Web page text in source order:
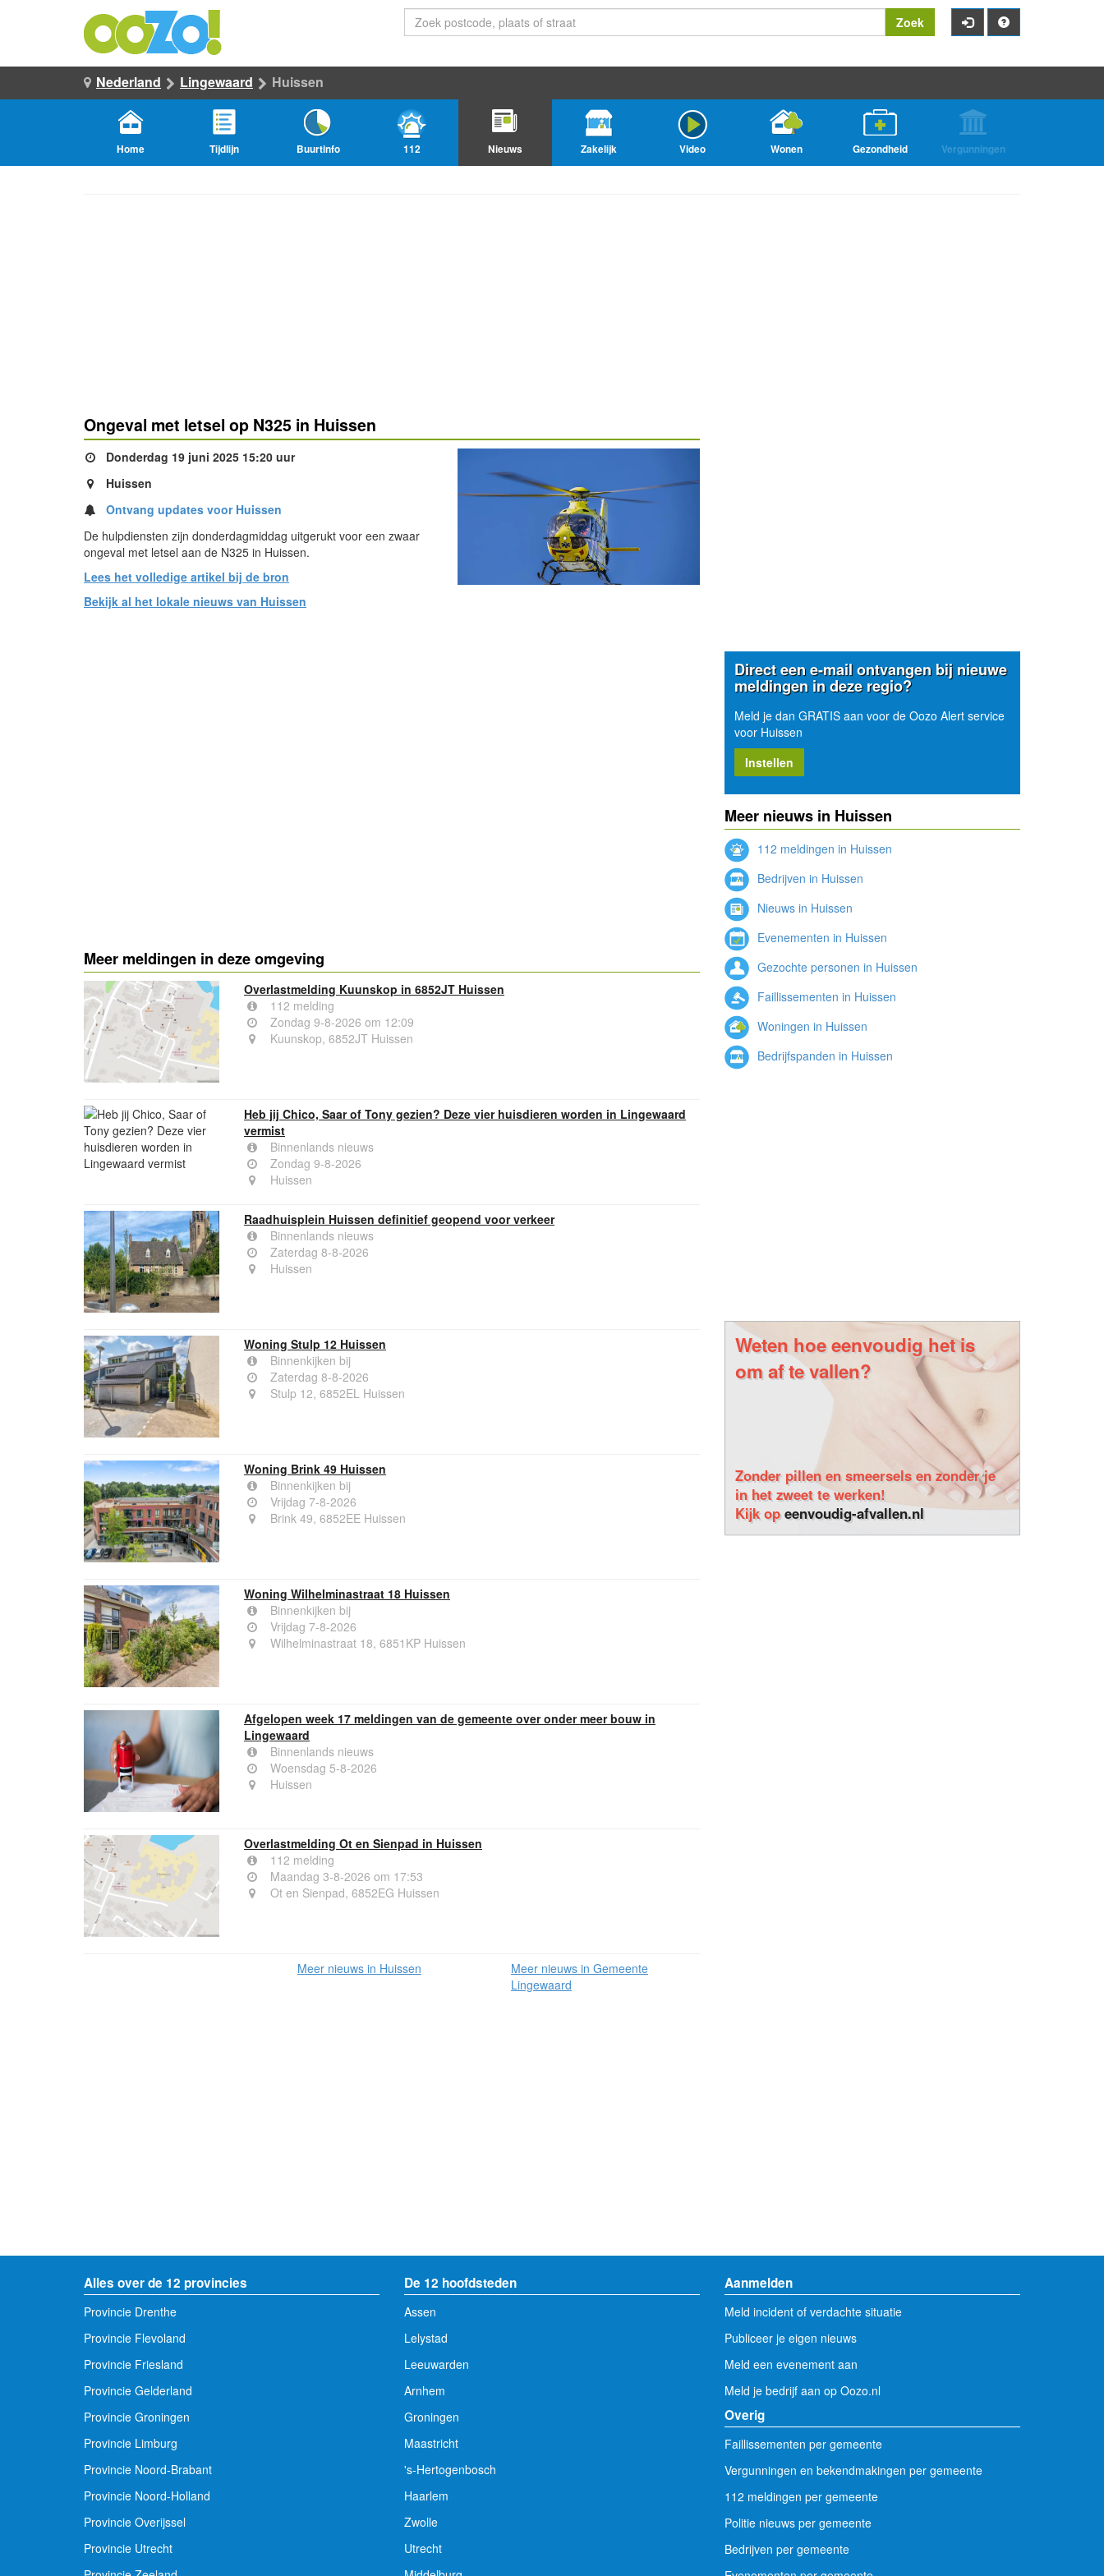
Zoek
Nederland Lingewaard Huissen
Home Tijdlijn Buurtinfo 112 Nieuws Zakelijk Video Wonen Gezondheid Vergunningen
Ongeval met letsel op N325 in Huissen
Donderdag 19 juni 2025 15:20 uur
Huissen
Ontvang updates voor Huissen
De hulpdiensten zijn donderdagmiddag uitgerukt voor een zwaar
ongeval met letsel aan de N325 in Huissen.
Lees het volledige artikel bij de bron
Bekijk al het lokale nieuws van Huissen
Meer meldingen in deze omgeving
Overlastmelding Kuunskop in 6852JT Huissen
112 melding
Zondag 9-8-2026 om 12:09
Kuunskop, 6852JT Huissen
Heb jij Chico, Saar of Tony gezien? Deze vier huisdieren worden in Lingewaard
vermist
Binnenlands nieuws
Zondag 9-8-2026
Huissen
Raadhuisplein Huissen definitief geopend voor verkeer
Binnenlands nieuws
Zaterdag 8-8-2026
Huissen
Woning Stulp 12 Huissen
Binnenkijken bij
Zaterdag 8-8-2026
Stulp 12, 6852EL Huissen
Woning Brink 49 Huissen
Binnenkijken bij
Vrijdag 7-8-2026
Brink 49, 6852EE Huissen
Woning Wilhelminastraat 18 Huissen
Binnenkijken bij
Vrijdag 7-8-2026
Wilhelminastraat 18, 6851KP Huissen
Afgelopen week 17 meldingen van de gemeente over onder meer bouw in
Lingewaard
Binnenlands nieuws
Woensdag 5-8-2026
Huissen
Overlastmelding Ot en Sienpad in Huissen
112 melding
Maandag 3-8-2026 om 17:53
Ot en Sienpad, 6852EG Huissen
Meer nieuws in Huissen
Meer nieuws in Gemeente
Lingewaard
Direct een e-mail ontvangen bij nieuwe
meldingen in deze regio?
Meld je dan GRATIS aan voor de Oozo Alert service
voor Huissen
Instellen
Meer nieuws in Huissen
112 meldingen in Huissen
Bedrijven in Huissen
Nieuws in Huissen
Evenementen in Huissen
Gezochte personen in Huissen
Faillissementen in Huissen
Woningen in Huissen
Bedrijfspanden in Huissen
Weten hoe eenvoudig het is
om af te vallen?
Zonder pillen en smeersels en zonder je
in het zweet te werken!
Kijk opeenvoudig-afvallen.nl
Alles over de 12 provincies
Provincie Drenthe
Provincie Flevoland
Provincie Friesland
Provincie Gelderland
Provincie Groningen
Provincie Limburg
Provincie Noord-Brabant
Provincie Noord-Holland
Provincie Overijssel
Provincie Utrecht
De 12 hoofdsteden
Assen
Lelystad
Leeuwarden
Arnhem
Groningen
Maastricht
's-Hertogenbosch
Haarlem
Zwolle
Utrecht
Aanmelden
Meld incident of verdachte situatie
Publiceer je eigen nieuws
Meld een evenement aan
Meld je bedrijf aan op Oozo.nl
Overig
Faillissementen per gemeente
Vergunningen en bekendmakingen per gemeente
112 meldingen per gemeente
Politie nieuws per gemeente
Bedrijven per gemeente